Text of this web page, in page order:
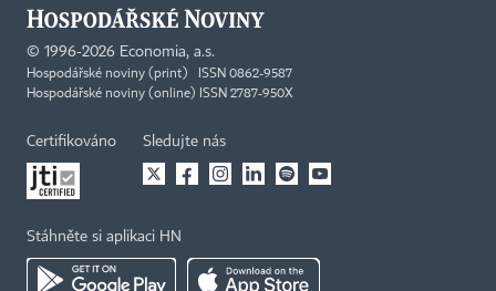
© 1996-2026 Economia, a.s.
Hospodářské noviny (print) ISSN 0862-9587
Hospodářské noviny (online) ISSN 2787-950X
Certifikováno Sledujte nás
Stáhněte si aplikaci HN